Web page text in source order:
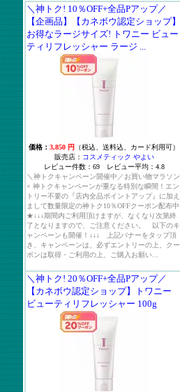
＼神トク! 10％OFF+全品Pアップ／
【企画品】【カネボウ認定ショップ】
お得なラージサイズ! トワニー ビュー
ティリフレッシャー ラージ ...
価格： 3,850 円 （税込、送料込、カード利用可）
販売店： コスメティック やよい
レビュー件数：69 レビュー平均：4.8
＼神トクキャンペーン開催中／お買い物マラソン
× 神トクキャンペーンが重なる特別な瞬間！エン
トリー不要の『店内全品ポイントアップ』に加え
まして数量限定の神トク10％OFFクーポン配布中
★↓↓↓期間内ご利用頂けますが、なくなり次第終
了となりますので、ご注意ください。 以下のキ
ャンペーンも開催！↓↓↓ 上記バナーをタップ頂
き、キャンペーンは、必ずエントリーの上、クー
ポンは取得・ご利用の上、ご購入お願い...
＼神トク! 20％OFF+全品Pアップ／
【カネボウ認定ショップ】トワニー
ビューティリフレッシャー 100g